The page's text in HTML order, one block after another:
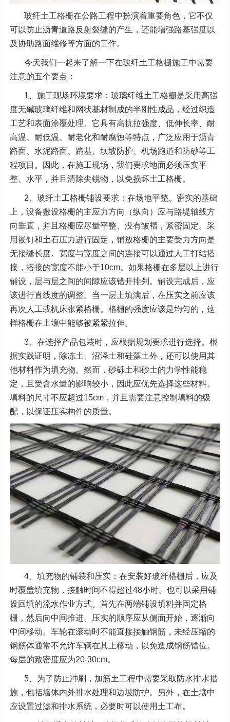
玻纤土工格栅在公路工程中扮演着重要角色，它不仅
可以防止沥青道路反射裂缝的产生，还能增强路基强度以
及协助路面维修等方面的工作。
今天我们一起来了解一下在玻纤土工格栅施工中需要
注意的五个要点：
1、施工现场环境要求：玻璃纤维土工格栅是采用高强
度无碱玻璃纤维和网状基材制成的半刚性成品，经过织造
工艺和表面涂覆处理。它具有高抗拉强度、低伸长率、耐
高温、耐低温、耐老化和耐腐蚀等特点，广泛应用于沥青
路面、水泥路面、路基、坝坡防护、机场跑道和防砂等工
程项目。因此，在施工现场，我们要求地面必须压实平
整、水平，并且清除尖锐物，以免损坏土工格栅。
2、玻纤土工格栅铺设要求：在场地平整、密实的基础
上，设备敷设格栅的主应力方向（纵向）应与路堤轴线方
向垂直，并且格栅应尽量平整、没有皱褶，紧密固定。采
用嵌钉和土石压力进行固定，铺放格栅的主要受力方向是
无接缝长度。宽度与宽度之间的连接可以通过人工打结搭
接，搭接的宽度不能小于10cm。如果格栅在多层以上进行
铺设，层与层之间的间隙应该错开排列。铺设完成后，应
该进行直线度的调整。当一层土填满后，在压实之前应该
再次人工或机床张紧格栅。格栅的强度应该是均匀的，这
样格栅在土壤中能够被紧紧拉伸。
3、在选择产品包装时，应根据规划要求进行选择。根
据实践证明，除冻土、沼泽土和硅藻土外，还可以使用其
他材料作为填充物。然而，砂砾土和砂土的力学性能稳
定，且受含水量的影响较小，因此应优先选择这些材料。
填料的尺寸不应超过15cm，并且需要注意控制填料的级
配，以保证压实构件的质量。
4、填充物的铺装和压实：在安装好玻纤格栅后，应及
时覆盖填充物，接触时间不得超过48小时。也可以采用铺
设回填的流水作业方式。首先在两端铺设填料并固定格
栅，然后向中间推进。压实的顺序应从侧面开始，逐渐向
中间移动。车轮在滚动时不能直接接触钢筋，未经压缩的
钢筋体通常不允许车辆在其上移动，以免造成钢筋错位。
每层的致密度应为20-30cm。
5、为了防止冲刷，加筋土工程中需要采取防水排水措
施，包括墙体内外排水处理和边坡防护。另外，在土壤中
应设置过滤和排水系统，必要时可以使用土工布。